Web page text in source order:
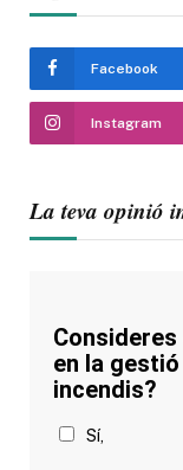
Facebook
Instagram
La teva opinió
en la
incendis?
Sí,